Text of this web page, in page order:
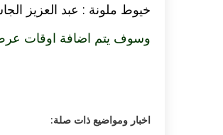
خيوط ملونة : عبد العزيز
وسوف يتم اضافة اوقات عرض و
اخبار ومواضيع ذات صلة: